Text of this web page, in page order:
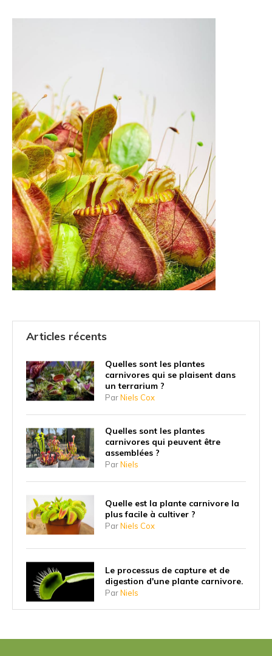
Articles récents
Quelles sont les plantes
carnivores qui se plaisent dans
un terrarium ?
ParNiels Cox
Quelles sont les plantes
carnivores qui peuvent être
assemblées ?
ParNiels
Quelle est la plante carnivore la
plus facile à cultiver ?
ParNiels Cox
Le processus de capture et de
digestion d'une plante carnivore.
ParNiels
ont-elles commencé à manger